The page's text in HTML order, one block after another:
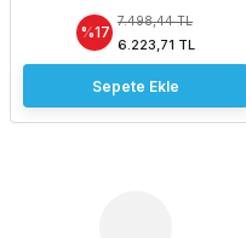
%17
7.498,44 TL
6.223,71 TL
Sepete Ekle